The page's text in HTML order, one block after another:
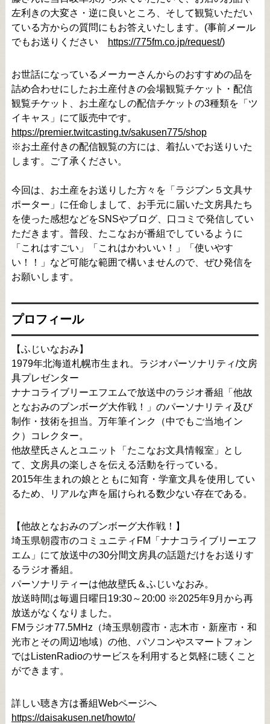
左利きの大変さ・逆に良いところ、そして観覧いただい
ている方からの質問にもお答えいたします。(事前メール
でもお送りください
https://775fm.co.jp/request/)
お世話になっているメーカーさんからのおすすめの品を
詰め合わせにしたお土産付きの会場観覧チケット・配信
観覧チケット、お土産なしの配信チケットの3種類を「ツ
イキャス」にて販売中です。
https://premier.twitcasting.tv/sakusen775/shop
※お土産付きの配信観覧の方には、着払いでお送りいた
します。ご了承ください。
今回は、お土産をお送りした方々を「ラジブン５文具サ
ポーター」に任命しまして、お手元に届いた文房具たち
を使った感想などをSNSやブログ、口コミで発信してい
ただきます。普段、たこなおが番組でしているように
「これはすごい」「これはかわいい！」「使いやす
い！！」など可能な範囲で構いませんので、ぜひ発信を
お願いします。
プロフィール
【ふじいなおみ】
1979年北海道札幌市生まれ。ラジオパーソナリティ/文房
具プレゼンター
ナナコライブリーエフエムで放送中のラジオ番組「他故
となおみのブンボーグ大作戦！」のパーソナリティ及び
制作・技術を担当。万年筆インク（中でもご当地イン
ク）コレクター。
他故壁氏さんとユニット「たこなお文具情報室」とし
て、文房具の楽しさを伝える活動を行っている。
2015年生まれの娘とともに知育・学童文具を使用してい
るため、リアルな声を届けられる数少ない存在である。
【他故となおみのブンボーグ大作戦！】
埼玉県朝霞市のコミュニティFM「ナナコライブリーエフ
エム」にて放送中の30分間文房具の話題だけをお送りす
るラジオ番組。
パーソナリティーは他故壁氏＆ふじいなおみ。
放送時間は毎週日曜日19:30～20:00 ※2025年9月から再
放送がなくなりました。
FMラジオ77.5MHz（埼玉県朝霞市・志木市・新座市・和
光市とその周辺地域）の他、パソコンやスマートフォン
ではListenRadioのサービスを利用すると気軽に聴くこと
ができます。
詳しい聴き方は番組Webページへ
https://daisakusen.net/howto/